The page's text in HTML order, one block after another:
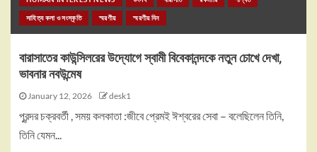
সাহিত্য কলা ও সংস্কৃতি স্মরণীয় স্মরণীয় দিন
বারাসাতের কাউন্সিলরের উদ্যোগে স্বামী বিবেকানন্দকে নতুন চোখে দেখা,
ভাবনার নবউন্মেষ
January 12, 2026 desk1
পুরন্দর চক্রবর্তী , সময় কলকাতা :জীবে প্রেমই ঈশ্বরের সেবা – বলেছিলেন তিনি,
তিনি যেমন...